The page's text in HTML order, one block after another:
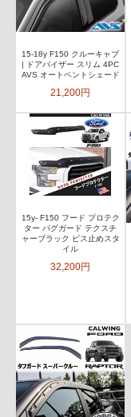
15-18y F150 クルーキャブ
| ドアバイザー スリム 4PC
AVS オートベントシェード
21,200円
15y- F150 フード プロテク
ター バグガード テクスチ
ャーブラック ビス止めスタ
イル
32,200円